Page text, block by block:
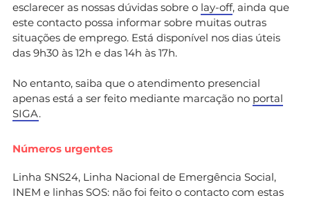
esclarecer as nossas dúvidas sobre o lay-off, ainda que
este contacto possa informar sobre muitas outras
situações de emprego. Está disponível nos dias úteis
das 9h30 às 12h e das 14h às 17h.
No entanto, saiba que o atendimento presencial
apenas está a ser feito mediante marcação no portal
SIGA.
Números urgentes
Linha SNS24, Linha Nacional de Emergência Social,
INEM e linhas SOS: não foi feito o contacto com estas